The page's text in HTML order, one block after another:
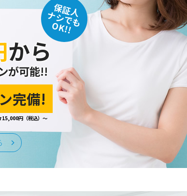
保証人
ナシでも
OK!!
から
が可能!!
完備!
15,000円（税込）～